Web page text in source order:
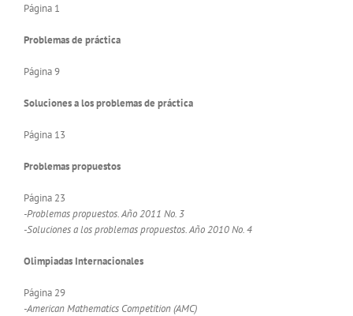
Página 1
Problemas de práctica
Página 9
Soluciones a los problemas de práctica
Página 13
Problemas propuestos
Página 23
-Problemas propuestos. Año 2011 No. 3
-Soluciones a los problemas propuestos. Año 2010 No. 4
Olimpiadas Internacionales
Página 29
-American Mathematics Competition (AMC)